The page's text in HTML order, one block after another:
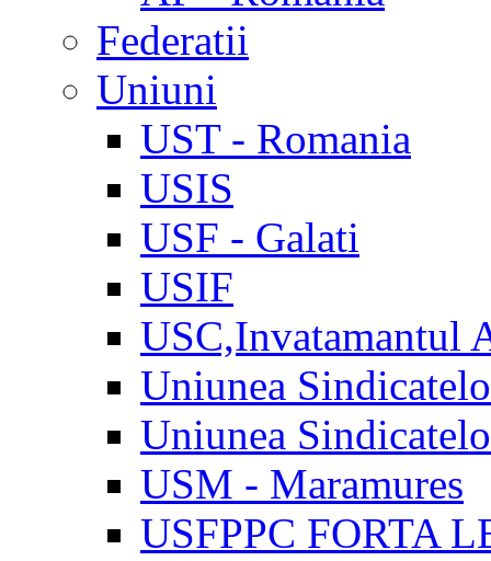
Federatii
Uniuni
UST - Romania
USIS
USF - Galati
USIF
USC,Invatamantul
Uniunea
Uniunea
USM - Maramures
USFPPC FORTA